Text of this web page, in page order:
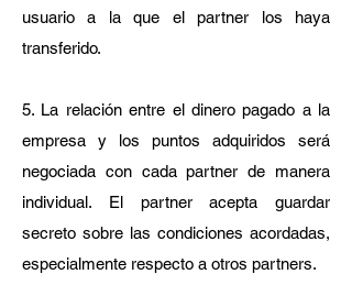
usuario a la que el partner los haya
transferido.
5. La relación entre el dinero pagado a la
empresa y los puntos adquiridos será
negociada con cada partner de manera
individual. El partner acepta guardar
secreto sobre las condiciones acordadas,
especialmente respecto a otros partners.